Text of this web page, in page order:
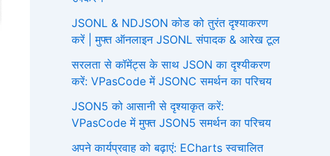
JSONL & NDJSON कोड को तुरंत दृश्याकरण
करें | मुफ्त ऑनलाइन JSONL संपादक & आरेख टूल
सरलता से कॉमेंट्स के साथ JSON का दृश्यीकरण
करें: VPasCode में JSONC समर्थन का परिचय
JSON5 को आसानी से दृश्याकृत करें:
VPasCode में मुफ्त JSON5 समर्थन का परिचय
अपने कार्यप्रवाह को बढ़ाएं: ECharts स्वचालित